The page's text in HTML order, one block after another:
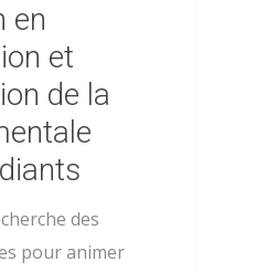
en
et
de la
des
pour animer